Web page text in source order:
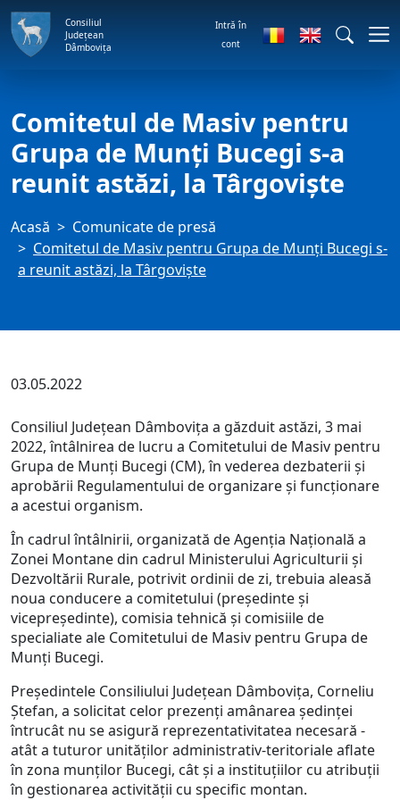
Consiliul
Județean
Dâmbovița
Intră în
cont
Comitetul de Masiv pentru
Grupa de Munți Bucegi s-a
reunit astăzi, la Târgoviște
Acasă
Comunicate de presă
Comitetul de Masiv pentru Grupa de Munți Bucegi s-
a reunit astăzi, la Târgoviște
03.05.2022
Consiliul Județean Dâmbovița a găzduit astăzi, 3 mai
2022, întâlnirea de lucru a Comitetului de Masiv pentru
Grupa de Munți Bucegi (CM), în vederea dezbaterii și
aprobării Regulamentului de organizare și funcționare
a acestui organism.
În cadrul întâlnirii, organizată de Agenția Națională a
Zonei Montane din cadrul Ministerului Agriculturii și
Dezvoltării Rurale, potrivit ordinii de zi, trebuia aleasă
noua conducere a comitetului (președinte și
vicepreședinte), comisia tehnică și comisiile de
specialiate ale Comitetului de Masiv pentru Grupa de
Munți Bucegi.
Președintele Consiliului Județean Dâmbovița, Corneliu
Ștefan, a solicitat celor prezenți amânarea ședinței
întrucât nu se asigură reprezentativitatea necesară -
atât a tuturor unităților administrativ-teritoriale aflate
în zona munților Bucegi, cât și a instituțiilor cu atribuții
în gestionarea activității cu specific montan.